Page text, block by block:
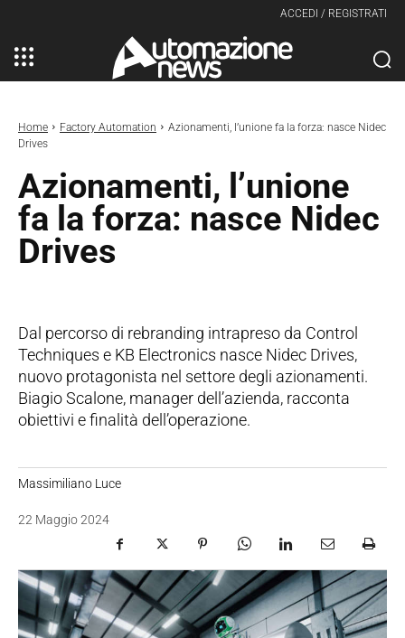
ACCEDI / REGISTRATI
Home Factory Automation
Azionamenti, l’unione fa la forza: nasce Nidec
Drives
Azionamenti, l’unione
fa la forza: nasce Nidec
Drives
Dal percorso di rebranding intrapreso da Control
Techniques e KB Electronics nasce Nidec Drives,
nuovo protagonista nel settore degli azionamenti.
Biagio Scalone, manager dell’azienda, racconta
obiettivi e finalità dell’operazione.
Massimiliano Luce
22 Maggio 2024